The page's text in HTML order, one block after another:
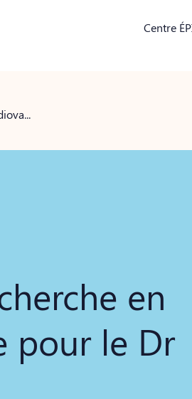
Centre
Une nouvelle Chaire de recherche en génétique cardiovasculaire pour le Dr Rafik Tadros
en
pour le Dr